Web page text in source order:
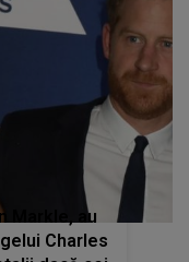
Markle, au
Charles